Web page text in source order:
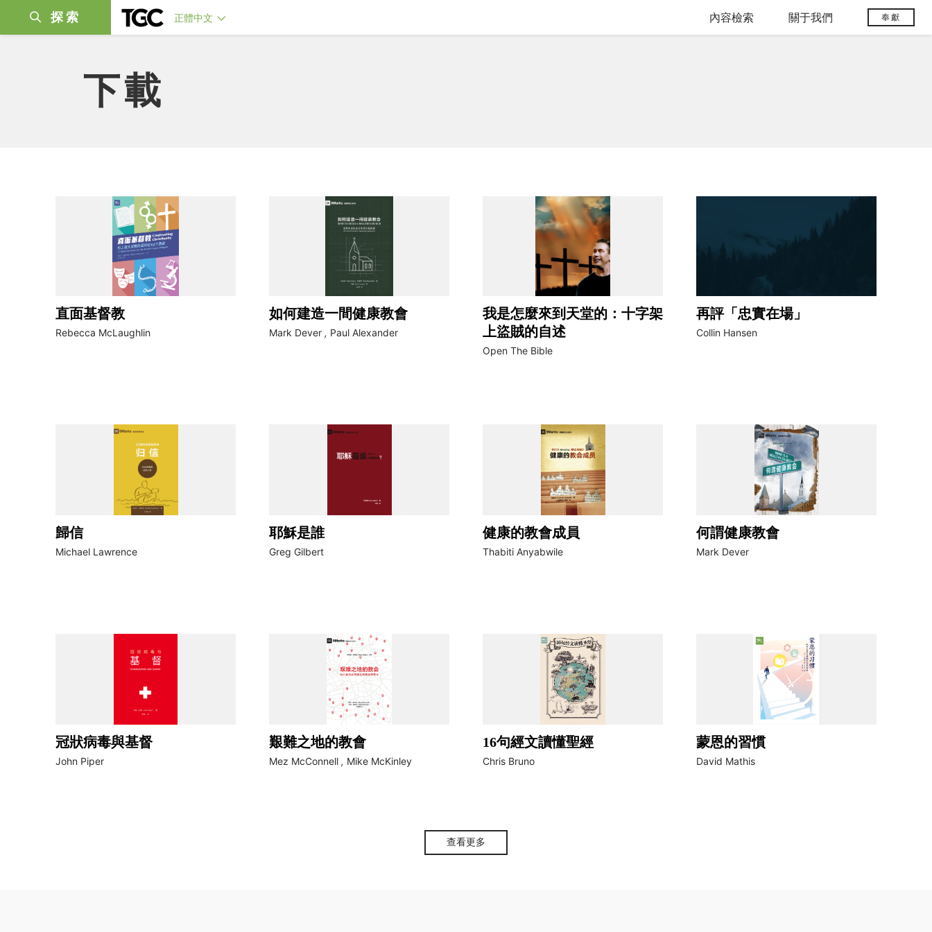
探索 正體中文 內容檢索 關于我們 奉獻
下載
直面基督教
Rebecca McLaughlin
如何建造一間健康教會
Mark Dever , Paul Alexander
我是怎麼來到天堂的：十字架
上盜賊的自述
Open The Bible
再評「忠實在場」
Collin Hansen
歸信
Michael Lawrence
耶穌是誰
Greg Gilbert
健康的教會成員
Thabiti Anyabwile
何謂健康教會
Mark Dever
冠狀病毒與基督
John Piper
艱難之地的教會
Mez McConnell , Mike McKinley
16句經文讀懂聖經
Chris Bruno
蒙恩的習慣
David Mathis
查看更多